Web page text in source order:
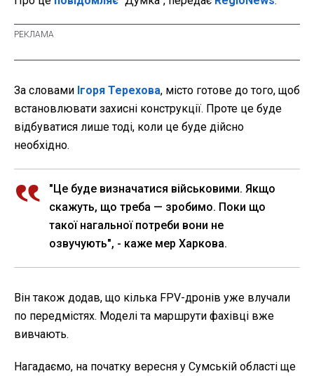
За словами Ігоря Терехова, місто готове до того, щоб
встановлювати захисні конструкції. Проте це буде
відбуватися лише тоді, коли це буде дійсно
необхідно.
"Це буде визначатися військовими. Якщо
скажуть, що треба — зробимо. Поки що
такої нагальної потреби вони не
озвучують", - каже мер Харкова.
Він також додав, що кілька FPV-дронів уже влучали
по передмістях. Моделі та маршрути фахівці вже
вивчають.
Нагадаємо, на початку вересня у Сумській області ще